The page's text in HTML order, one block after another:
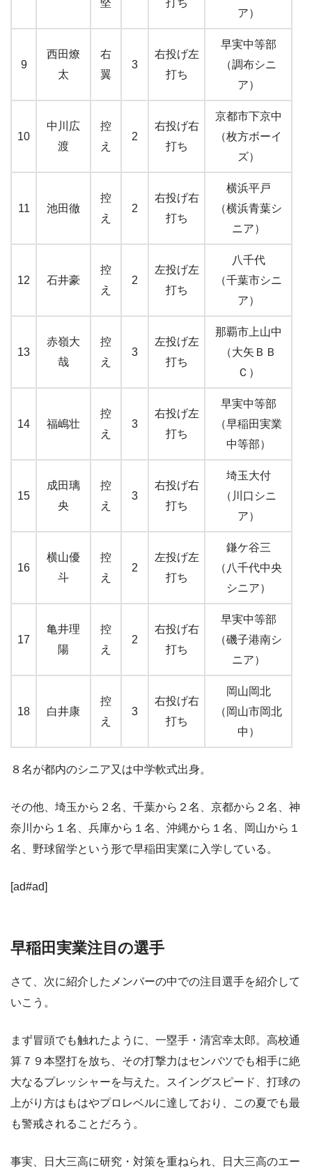
堅
打ち
ア）
9
西田燎
太
右
翼
3
右投げ左
打ち
早実中等部
（調布シニ
ア）
10
中川広
渡
控
え
2
右投げ右
打ち
京都市下京中
（枚方ボーイ
ズ）
11 池田徹
控
え
2
右投げ右
打ち
横浜平戸
（横浜青葉シ
ニア）
12 石井豪
控
え
2
左投げ左
打ち
八千代
（千葉市シニ
ア）
13
赤嶺大
哉
控
え
3
左投げ左
打ち
那覇市上山中
（大矢ＢＢ
Ｃ）
14 福嶋壮
控
え
3
右投げ左
打ち
早実中等部
（早稲田実業
中等部）
15
成田璃
央
控
え
3
右投げ右
打ち
埼玉大付
（川口シニ
ア）
16
横山優
斗
控
え
2
左投げ左
打ち
鎌ケ谷三
（八千代中央
シニア）
17
亀井理
陽
控
え
2
右投げ右
打ち
早実中等部
（磯子港南シ
ニア）
18 白井康
控
え
3
右投げ右
打ち
岡山岡北
（岡山市岡北
中）
８名が都内のシニア又は中学軟式出身。
その他、埼玉から２名、千葉から２名、京都から２名、神
奈川から１名、兵庫から１名、沖縄から１名、岡山から１
名、野球留学という形で早稲田実業に入学している。
[ad#ad]
早稲田実業注目の選手
さて、次に紹介したメンバーの中での注目選手を紹介して
いこう。
まず冒頭でも触れたように、一塁手・清宮幸太郎。高校通
算７９本塁打を放ち、その打撃力はセンバツでも相手に絶
大なるプレッシャーを与えた。スイングスピード、打球の
上がり方はもはやプロレベルに達しており、この夏でも最
も警戒されることだろう。
事実、日大三高に研究・対策を重ねられ、日大三高のエー